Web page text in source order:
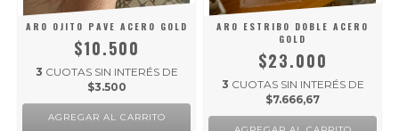
ARO OJITO PAVE ACERO GOLD
$10.500
3 CUOTAS SIN INTERÉS DE
$3.500
ARO ESTRIBO DOBLE ACERO
GOLD
$23.000
3 CUOTAS SIN INTERÉS DE
$7.666,67